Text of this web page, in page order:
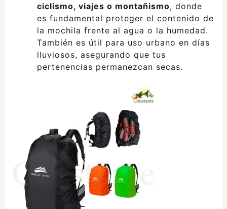
ciclismo, viajes o montañismo, donde
es fundamental proteger el contenido de
la mochila frente al agua o la humedad.
También es útil para uso urbano en días
lluviosos, asegurando que tus
pertenencias permanezcan secas.